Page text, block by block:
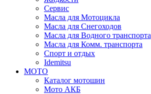
Сервис
Масла для Мотоцикла
Масла для Снегоходов
Масла для Водного транспорта
Масла для Комм. транспорта
Спорт и отдых
Idemitsu
МОТО
Каталог мотошин
Мото АКБ